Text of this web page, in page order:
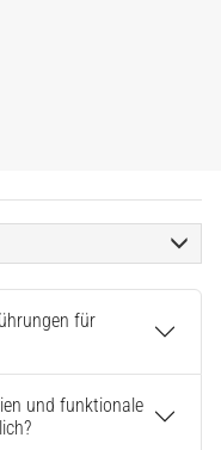
für
und funktionale